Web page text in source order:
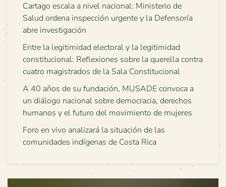
Cartago escala a nivel nacional: Ministerio de
Salud ordena inspección urgente y la Defensoría
abre investigación
Entre la legitimidad electoral y la legitimidad
constitucional: Reflexiones sobre la querella contra
cuatro magistrados de la Sala Constitucional
A 40 años de su fundación, MUSADE convoca a
un diálogo nacional sobre democracia, derechos
humanos y el futuro del movimiento de mujeres
Foro en vivo analizará la situación de las
comunidades indígenas de Costa Rica